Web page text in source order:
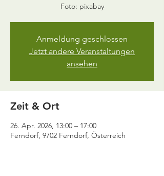
Foto: pixabay
Anmeldung geschlossen
Jetzt andere Veranstaltungen
ansehen
Zeit & Ort
26. Apr. 2026, 13:00 – 17:00
Ferndorf, 9702 Ferndorf, Österreich